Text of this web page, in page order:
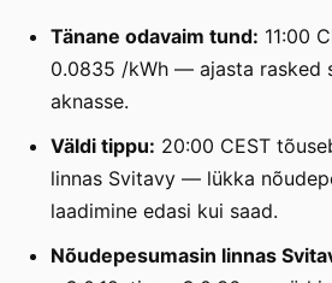
Tänane odavaim tund: 11:00
0.0835 /kWh — ajasta rasked
aknasse.
Väldi tippu: 20:00 CEST
linnas Svitavy — lükka
laadimine edasi kui saad.
Nõudepesumasin linnas